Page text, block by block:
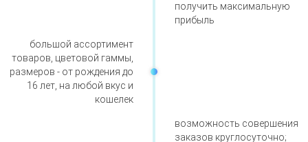
получить максимальную
прибыль
большой ассортимент
товаров, цветовой гаммы,
размеров - от рождения до
16 лет, на любой вкус и
кошелек
возможность совершения
заказов круглосуточно;